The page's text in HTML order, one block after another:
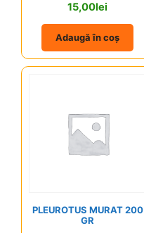
15,00lei
Adaugă în coș
PLEUROTUS MURAT 200
GR